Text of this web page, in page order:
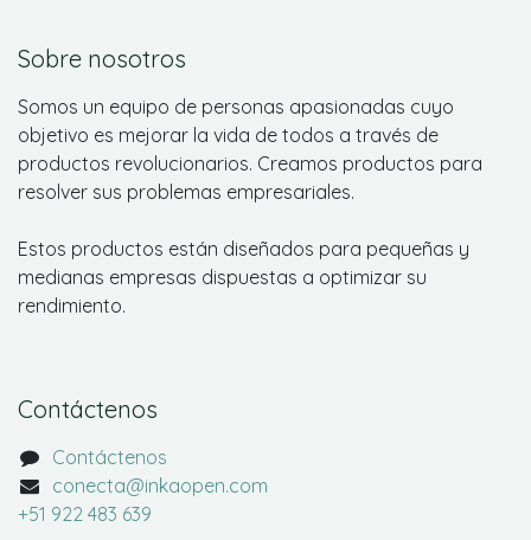
Sobre nosotros
Somos un equipo de personas apasionadas cuyo
objetivo es mejorar la vida de todos a través de
productos revolucionarios. Creamos productos para
resolver sus problemas empresariales.
Estos productos están diseñados para pequeñas y
medianas empresas dispuestas a optimizar su
rendimiento.
Contáctenos
Contáctenos
conecta@inkaopen.com
+51 922 483 639